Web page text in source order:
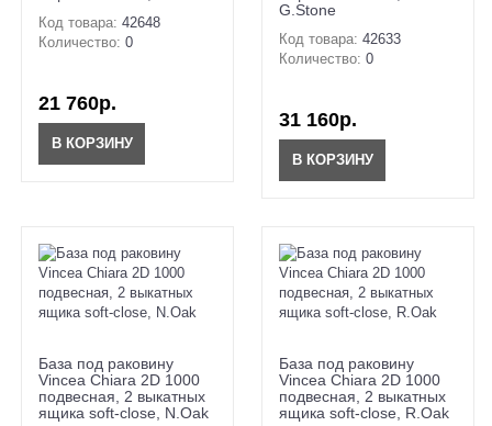
Код товара: 42648
Количество: 0
21 760р.
В КОРЗИНУ
G.Stone
Код товара: 42633
Количество: 0
31 160р.
В КОРЗИНУ
База под раковину
Vincea Chiara 2D 1000
подвесная, 2 выкатных
ящика soft-close, N.Oak
База под раковину
Vincea Chiara 2D 1000
подвесная, 2 выкатных
ящика soft-close, R.Oak